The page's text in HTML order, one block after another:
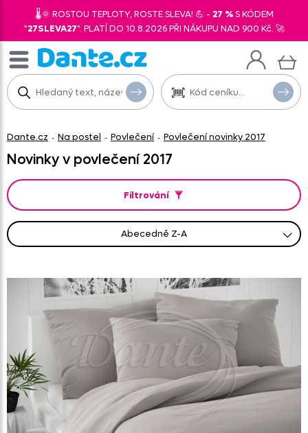
🌡️🌞 ROSTOU TEPLOTY, ROSTE SLEVA! 💪 - 27 %S KÓDEM
"27SLEVA27". PLATÍ DO 10.8.2026 PŘI NÁKUPU NAD 900 Kč. 🚀
Dante.cz - Na postel - Povlečení - Povlečení novinky 2017
Novinky v povlečení 2017
abecedně Z-A
Filtrování